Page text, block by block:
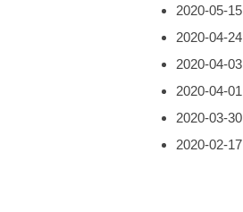
2020-05-15
2020-04-24
2020-04-03
2020-04-01
2020-03-30
2020-02-17